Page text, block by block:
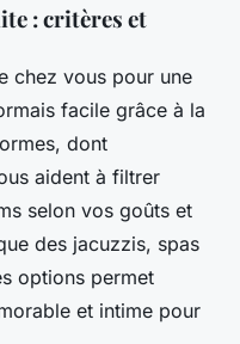
: critères et
chez vous pour une
facile grâce à la
dont
aident à filtrer
selon vos goûts et
des jacuzzis, spas
options permet
et intime pour